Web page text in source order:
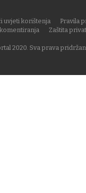
2020. Sva prava
uvjeti korištenja
Pravila
Zaštita